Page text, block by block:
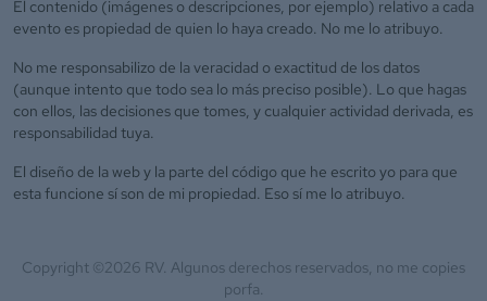
El contenido (imágenes o descripciones, por ejemplo) relativo a cada
evento es propiedad de quien lo haya creado. No me lo atribuyo.
No me responsabilizo de la veracidad o exactitud de los datos
(aunque intento que todo sea lo más preciso posible). Lo que hagas
con ellos, las decisiones que tomes, y cualquier actividad derivada, es
responsabilidad tuya.
El diseño de la web y la parte del código que he escrito yo para que
esta funcione sí son de mi propiedad. Eso sí me lo atribuyo.
Copyright ©2026 RV. Algunos derechos reservados, no me copies
porfa.